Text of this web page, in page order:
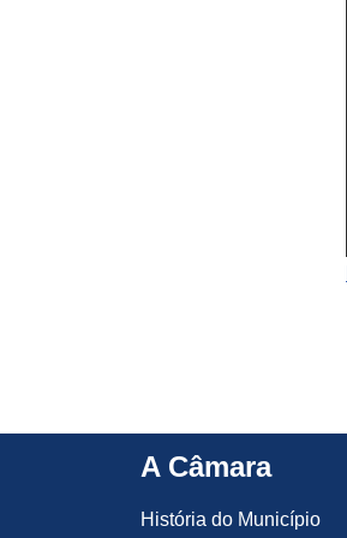
A Câmara
História do Município